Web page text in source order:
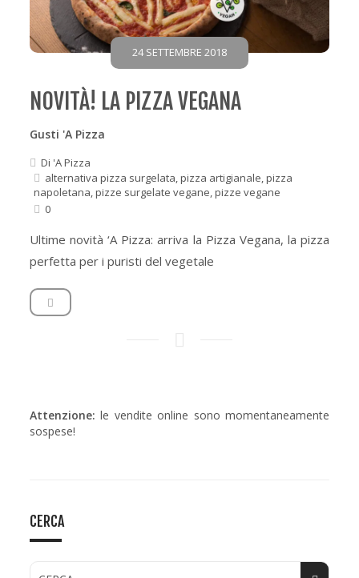
24 SETTEMBRE 2018
NOVITÀ! LA PIZZA VEGANA
Gusti 'A Pizza
Di 'A Pizza
alternativa pizza surgelata,pizza artigianale,pizza
napoletana,pizze surgelate vegane,pizze vegane
0
Ultime novità ‘A Pizza: arriva la Pizza Vegana, la pizza
perfetta per i puristi del vegetale
Attenzione: le vendite online sono momentaneamente
sospese!
CERCA